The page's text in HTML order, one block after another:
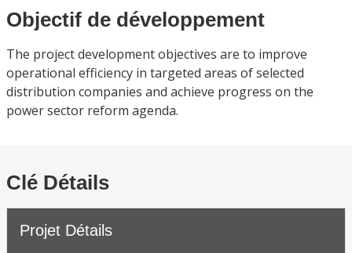
Objectif de développement
The project development objectives are to improve
operational efficiency in targeted areas of selected
distribution companies and achieve progress on the
power sector reform agenda.
Clé Détails
Projet Détails